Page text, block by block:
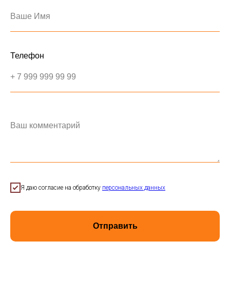
Ваше Имя
Телефон
+ 7 999 999 99 99
Ваш комментарий
Я даю согласие на обработку персональных данных
Отправить